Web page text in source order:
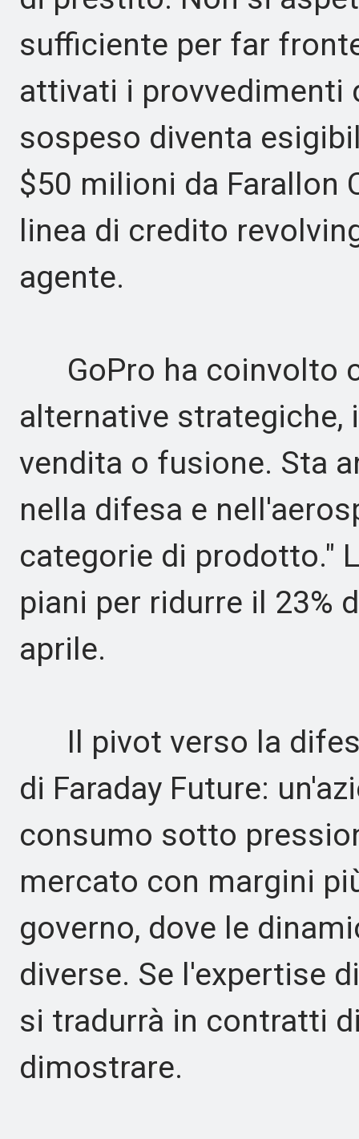
sufficiente per far
attivati i provvedimenti
sospeso diventa
$50 milioni da Farallon
linea di credito
agente.
GoPro ha coinvolto
alternative strategiche,
vendita o fusione. Sta
nella difesa e
categorie di prodotto."
piani per ridurre il 23%
aprile.
Il pivot verso la
di Faraday Future:
consumo sotto
mercato con margini
governo, dove le
diverse. Se l'expertise
si tradurrà in contratti
dimostrare.